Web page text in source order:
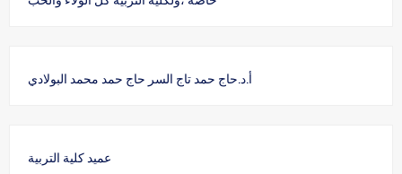
أ.د.حاج حمد تاج السر حاج حمد محمد البولادي
عميد كلية التربية